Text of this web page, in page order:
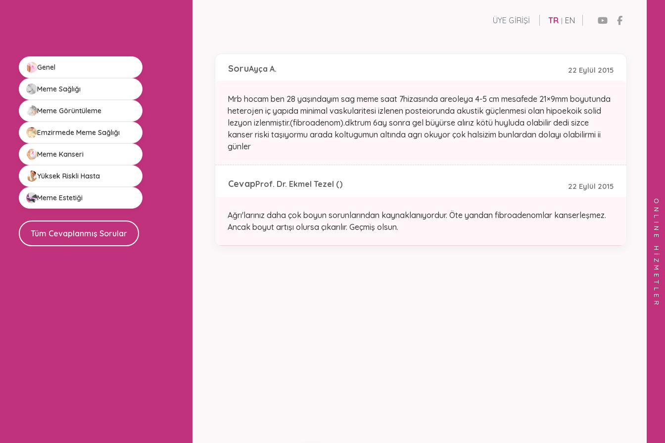
ÜYE GIRIŞI TR | EN
ONLINE HİZMETLER
Genel
Meme Sağlığı
Meme Görüntüleme
Emzirmede Meme Sağlığı
Meme Kanseri
Yüksek Riskli Hasta
Meme Estetiği
Tüm Cevaplanmış Sorular
22 Eylül 2015
SoruAyça A.
Mrb hocam ben 28 yaşındayım sag meme saat 7hizasında areoleya 4-5 cm mesafede 21×9mm boyutunda
heterojen iç yapıda minimal vaskularitesi izlenen posteiorunda akustik güçlenmesi olan hipoekoik solid
lezyon izlenmiştir.(fibroadenom).dktrum 6ay sonra gel büyürse alırız kötü huyluda olabilir dedi sizce
kanser riski taşıyormu arada koltugumun altında agrı okuyor çok halsizim bunlardan dolayı olabilirmi ii
günler
22 Eylül 2015
CevapProf. Dr. Ekmel Tezel ()
Ağrı'larınız daha çok boyun sorunlarından kaynaklanıyordur. Öte yandan fibroadenomlar kanserleşmez.
Ancak boyut artışı olursa çıkarılır. Geçmiş olsun.